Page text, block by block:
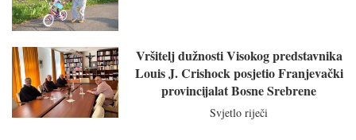
Vršitelj dužnosti Visokog predstavnika
Louis J. Crishock posjetio Franjevački
provincijalat Bosne Srebrene
Svjetlo riječi